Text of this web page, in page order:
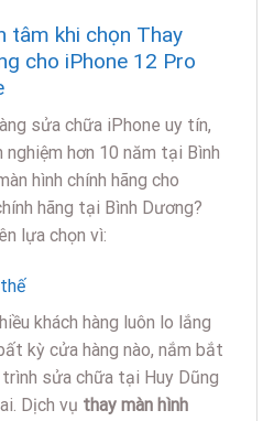
tâm khi chọn Thay
cho iPhone 12 Pro
sửa chữa iPhone uy tín,
nghiệm hơn 10 năm tại Bình
hình chính hãng cho
hãng tại Bình Dương?
lựa chọn vì:
khách hàng luôn lo lắng
kỳ cửa hàng nào, nắm bắt
sửa chữa tại Huy Dũng
Dịch vụ thay màn hình